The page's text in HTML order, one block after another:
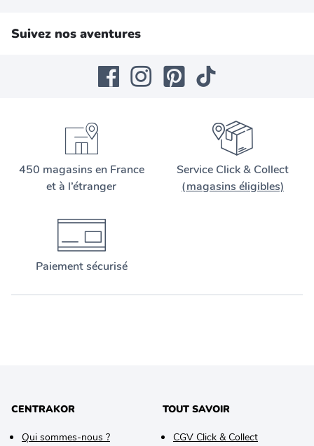
Suivez nos aventures
450 magasins en France
et à l’étranger
Service Click & Collect
(magasins éligibles)
Paiement sécurisé
CENTRAKOR
Qui sommes-nous ?
TOUT SAVOIR
CGV Click & Collect